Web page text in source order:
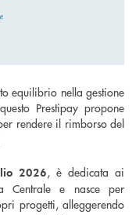
equilibrio nella gestione
Prestipay propone
rendere il rimborso del
2026, è dedicata ai
Centrale e nasce per
progetti, alleggerendo